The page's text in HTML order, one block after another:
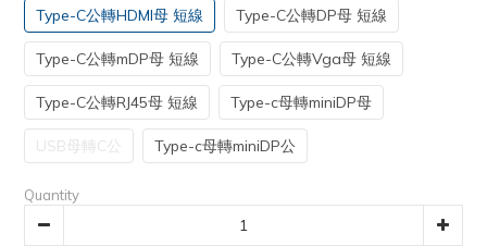
Type-C公轉HDMI母 短線 Type-C公轉DP母 短線
Type-C公轉mDP母 短線 Type-C公轉Vga母 短線
Type-C公轉RJ45母 短線 Type-c母轉miniDP母
USB母轉C公 Type-c母轉miniDP公
Quantity